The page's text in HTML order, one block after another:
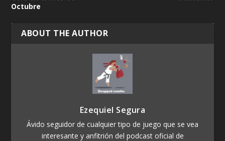
Octubre
ABOUT THE AUTHOR
Ezequiel Segura
Ávido seguidor de cualquier tipo de juego que se vea
interesante y anfitrión del podcast oficial de